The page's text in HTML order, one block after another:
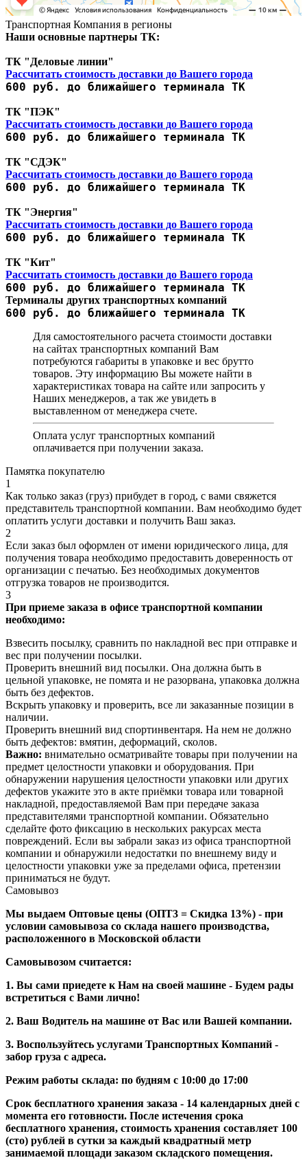
Транспортная Компания в регионы
Наши основные партнеры ТК:
ТК "Деловые линии"
Рассчитать стоимость доставки до Вашего города
600 руб. до ближайшего терминала ТК
ТК "ПЭК"
Рассчитать стоимость доставки до Вашего города
600 руб. до ближайшего терминала ТК
ТК "СДЭК"
Рассчитать стоимость доставки до Вашего города
600 руб. до ближайшего терминала ТК
ТК "Энергия"
Рассчитать стоимость доставки до Вашего города
600 руб. до ближайшего терминала ТК
ТК "Кит"
Рассчитать стоимость доставки до Вашего города
600 руб. до ближайшего терминала ТК
Терминалы других транспортных компаний
600 руб. до ближайшего терминала ТК
Для самостоятельного расчета стоимости доставки
на сайтах транспортных компаний Вам
потребуются габариты в упаковке и вес брутто
товаров. Эту информацию Вы можете найти в
характеристиках товара на сайте или запросить у
Наших менеджеров, а так же увидеть в
выставленном от менеджера счете.
Оплата услуг транспортных компаний
оплачивается при получении заказа.
Памятка покупателю
1
Как только заказ (груз) прибудет в город, с вами свяжется
представитель транспортной компании. Вам необходимо будет
оплатить услуги доставки и получить Ваш заказ.
2
Если заказ был оформлен от имени юридического лица, для
получения товара необходимо предоставить доверенность от
организации с печатью. Без необходимых документов
отгрузка товаров не производится.
3
При приеме заказа в офисе транспортной компании
необходимо:
Взвесить посылку, сравнить по накладной вес при отправке и
вес при получении посылки.
Проверить внешний вид посылки. Она должна быть в
цельной упаковке, не помята и не разорвана, упаковка должна
быть без дефектов.
Вскрыть упаковку и проверить, все ли заказанные позиции в
наличии.
Проверить внешний вид спортинвентаря. На нем не должно
быть дефектов: вмятин, деформаций, сколов.
Важно: внимательно осматривайте товары при получении на
предмет целостности упаковки и оборудования. При
обнаружении нарушения целостности упаковки или других
дефектов укажите это в акте приёмки товара или товарной
накладной, предоставляемой Вам при передаче заказа
представителями транспортной компании. Обязательно
сделайте фото фиксацию в нескольких ракурсах места
повреждений. Если вы забрали заказ из офиса транспортной
компании и обнаружили недостатки по внешнему виду и
целостности упаковки уже за пределами офиса, претензии
приниматься не будут.
Самовывоз
Мы выдаем Оптовые цены (ОПТ3 = Скидка 13%) - при
условии самовывоза со склада нашего производства,
расположенного в Московской области
Самовывозом считается:
1. Вы сами приедете к Нам на своей машине - Будем рады
встретиться с Вами лично!
2. Ваш Водитель на машине от Вас или Вашей компании.
3. Воспользуйтесь услугами Транспортных Компаний -
забор груза с адреса.
Режим работы склада: по будням с 10:00 до 17:00
Срок бесплатного хранения заказа - 14 календарных дней с
момента его готовности. После истечения срока
бесплатного хранения, стоимость хранения составляет 100
(сто) рублей в сутки за каждый квадратный метр
занимаемой площади заказом складского помещения.